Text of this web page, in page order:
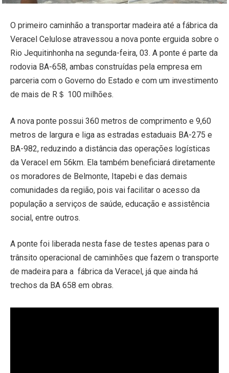
O primeiro caminhão a transportar madeira até a fábrica da
Veracel Celulose atravessou a nova ponte erguida sobre o
Rio Jequitinhonha na segunda-feira, 03. A ponte é parte da
rodovia BA-658, ambas construídas pela empresa em
parceria com o Governo do Estado e com um investimento
de mais de R＄ 100 milhões.
A nova ponte possui 360 metros de comprimento e 9,60
metros de largura e liga as estradas estaduais BA-275 e
BA-982, reduzindo a distância das operações logísticas
da Veracel em 56km. Ela também beneficiará diretamente
os moradores de Belmonte, Itapebi e das demais
comunidades da região, pois vai facilitar o acesso da
população a serviços de saúde, educação e assistência
social, entre outros.
A ponte foi liberada nesta fase de testes apenas para o
trânsito operacional de caminhões que fazem o transporte
de madeira para a fábrica da Veracel, já que ainda há
trechos da BA 658 em obras.